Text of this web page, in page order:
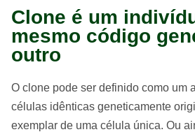
Clone é um
mesmo código
outro
O clone pode ser definido como um
células idênticas geneticamente
exemplar de uma célula única. Ou